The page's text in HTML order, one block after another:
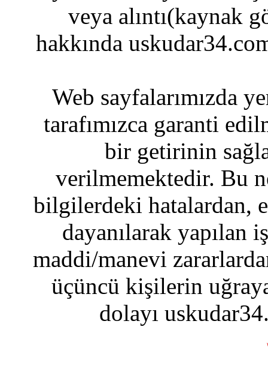
veya alıntı(kaynak
hakkında
Web sayfalarımızda
tarafımızca garanti
bir getirinin
verilmemektedir. Bu
bilgilerdeki hatalardan,
dayanılarak yapılan
maddi/manevi
üçüncü kişilerin
dolayı